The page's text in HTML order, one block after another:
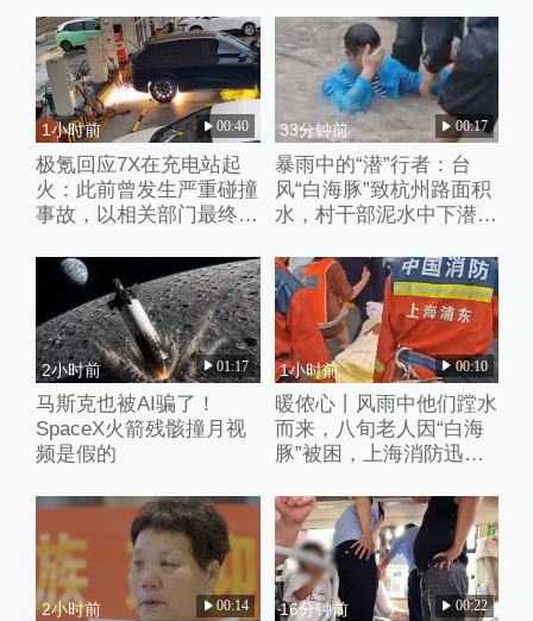
1小时前 00:40
极氪回应7X在充电站起
火：此前曾发生严重碰撞
事故，以相关部门最终调
33分钟前 00:17
暴雨中的“潜”行者：台
风“白海豚”致杭州路面积
水，村干部泥水中下潜徒
2小时前 01:17
马斯克也被AI骗了！
SpaceX火箭残骸撞月视
频是假的
1小时前 00:10
暖侬心丨风雨中他们蹚水
而来，八旬老人因“白海
豚”被困，上海消防迅速
2小时前 00:14 16分钟前 00:22